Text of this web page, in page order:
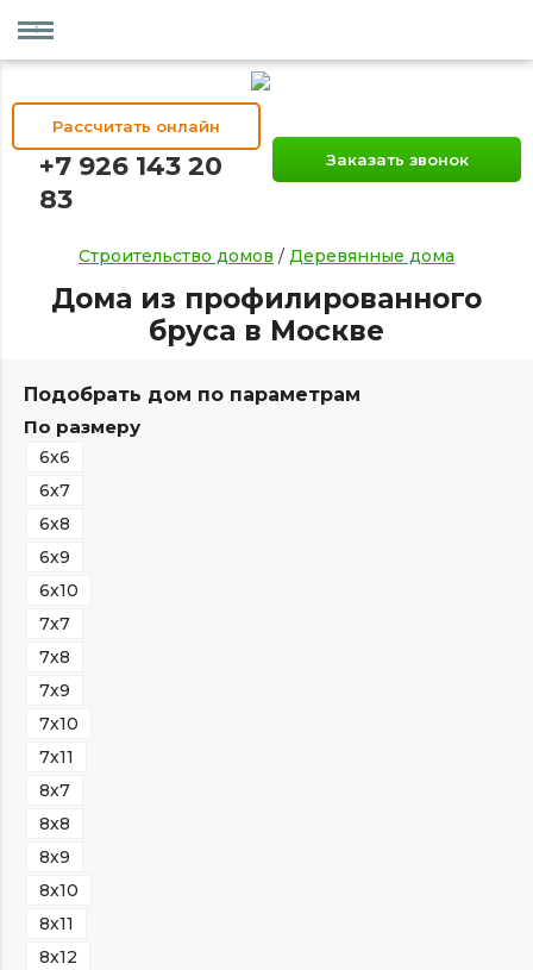
Рассчитать онлайн
+7 926 143 20
83
Заказать звонок
Строительство домов / Деревянные дома
Дома из профилированного
бруса в Москве
Подобрать дом по параметрам
По размеру
6х6
6х7
6х8
6х9
6х10
7х7
7х8
7х9
7х10
7х11
8х7
8х8
8х9
8х10
8х11
8х12